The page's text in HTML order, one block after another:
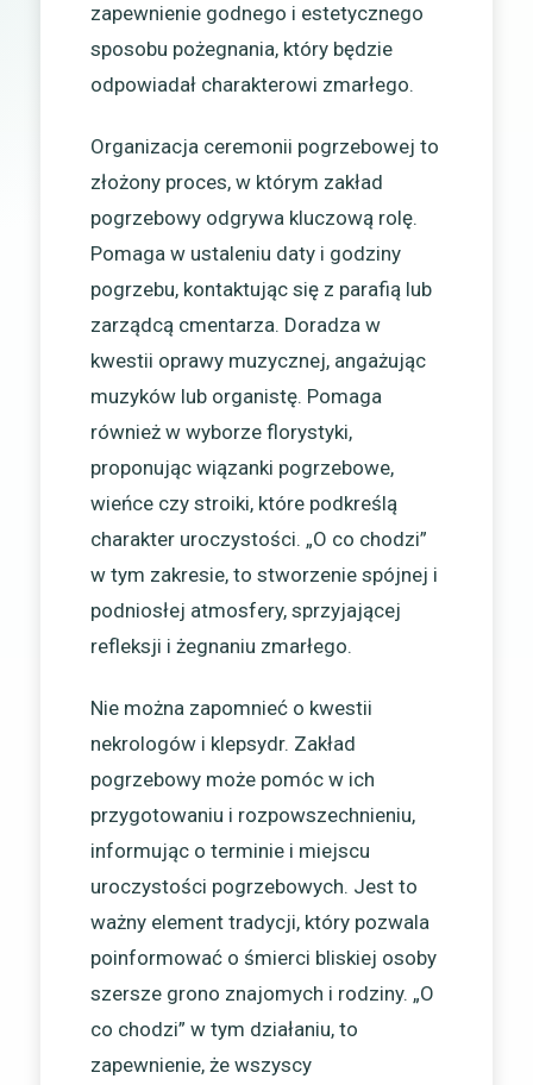
zapewnienie godnego i estetycznego
sposobu pożegnania, który będzie
odpowiadał charakterowi zmarłego.
Organizacja ceremonii pogrzebowej to
złożony proces, w którym zakład
pogrzebowy odgrywa kluczową rolę.
Pomaga w ustaleniu daty i godziny
pogrzebu, kontaktując się z parafią lub
zarządcą cmentarza. Doradza w
kwestii oprawy muzycznej, angażując
muzyków lub organistę. Pomaga
również w wyborze florystyki,
proponując wiązanki pogrzebowe,
wieńce czy stroiki, które podkreślą
charakter uroczystości. „O co chodzi”
w tym zakresie, to stworzenie spójnej i
podniosłej atmosfery, sprzyjającej
refleksji i żegnaniu zmarłego.
Nie można zapomnieć o kwestii
nekrologów i klepsydr. Zakład
pogrzebowy może pomóc w ich
przygotowaniu i rozpowszechnieniu,
informując o terminie i miejscu
uroczystości pogrzebowych. Jest to
ważny element tradycji, który pozwala
poinformować o śmierci bliskiej osoby
szersze grono znajomych i rodziny. „O
co chodzi” w tym działaniu, to
zapewnienie, że wszyscy